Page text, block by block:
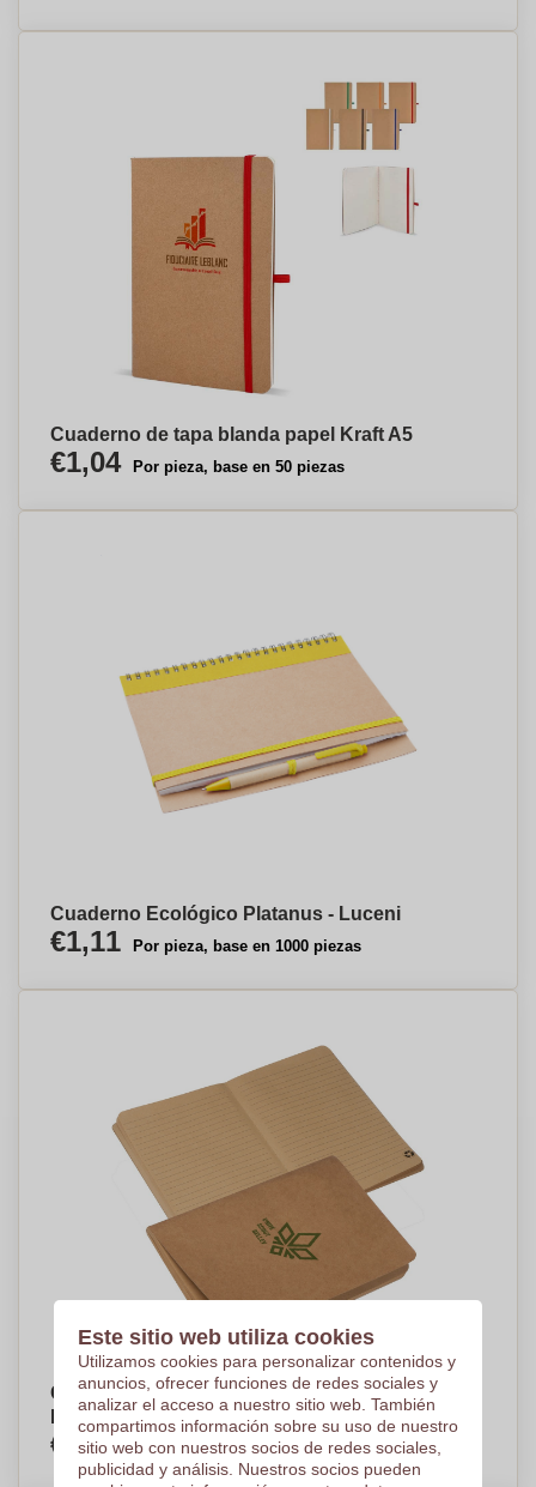
Cuaderno de tapa blanda papel Kraft A5
€1,04 Por pieza, base en 50 piezas
Cuaderno Ecológico Platanus - Luceni
€1,11 Por pieza, base en 1000 piezas
Cuaderno de Kraft EcoWrite -
Llanfairpwllgwyngyll - Taradell
€1,16 Por pieza, base en 1000 piezas
Este sitio web utiliza cookies
Utilizamos cookies para personalizar contenidos y
anuncios, ofrecer funciones de redes sociales y
analizar el acceso a nuestro sitio web. También
compartimos información sobre su uso de nuestro
sitio web con nuestros socios de redes sociales,
publicidad y análisis. Nuestros socios pueden